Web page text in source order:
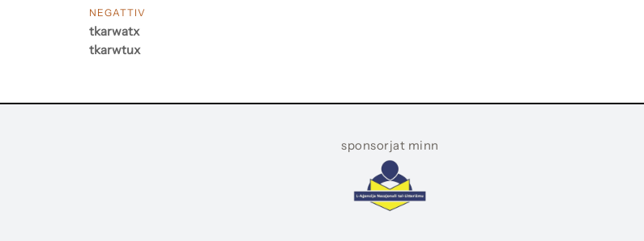
NEGATTIV
tkarwatx
tkarwtux
sponsorjat minn